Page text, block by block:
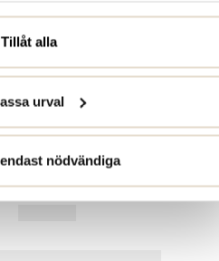
Tillåt alla
urval
nödvändiga